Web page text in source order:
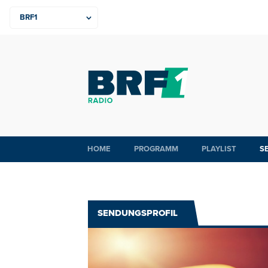
HOME PROGRAMM PLAYLIST
SENDUNGSPROFIL